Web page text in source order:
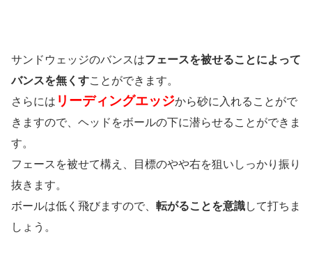
サンドウェッジのバンスはフェースを被せることによって
バンスを無くすことができます。
さらには リーディングエッジから砂に入れることがで
きますので、ヘッドをボールの下に潜らせることができま
す。
フェースを被せて構え、目標のやや右を狙いしっかり振り
抜きます。
ボールは低く飛びますので、 転がることを意識して打ちま
しょう。